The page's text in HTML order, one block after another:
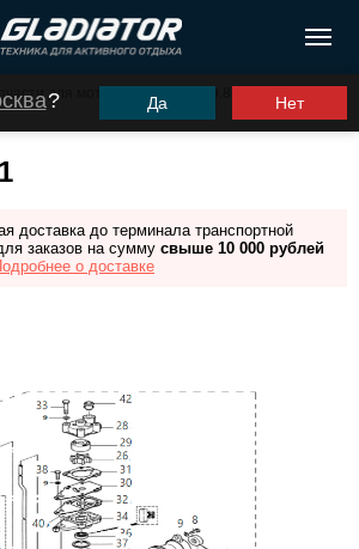
? Да Нет
для моторов ПЛМ
доставка до терминала транспортной
заказов на сумму свыше 10 000 рублей
о доставке